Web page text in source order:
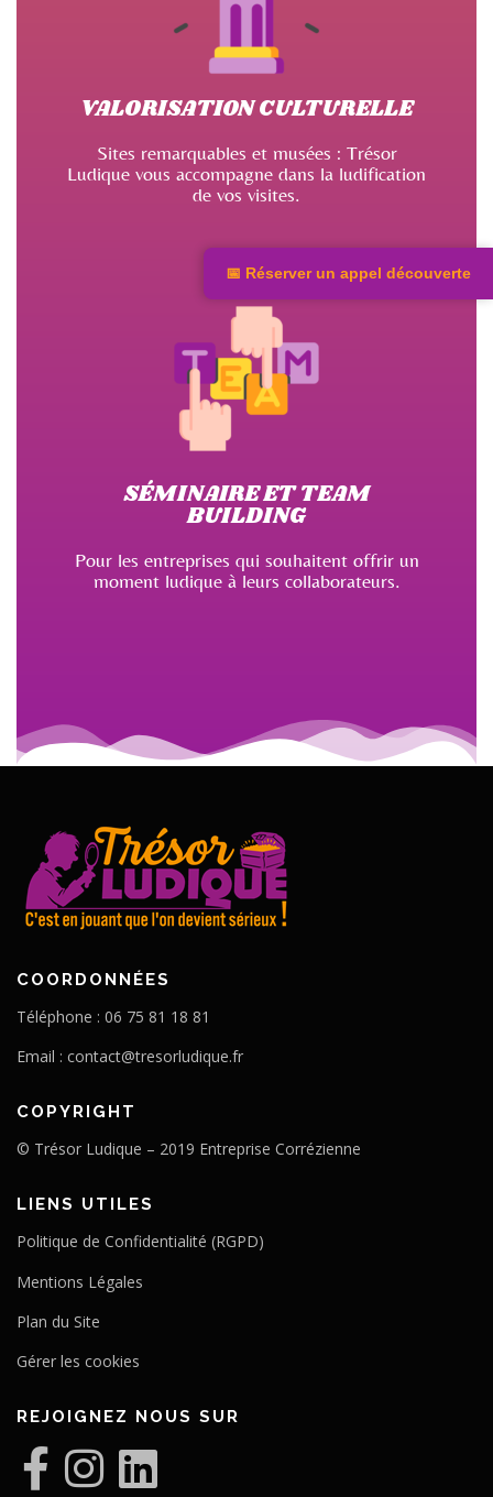
VALORISATION CULTURELLE
Sites remarquables et musées : Trésor
Ludique vous accompagne dans la ludification
de vos visites.
SÉMINAIRE ET TEAM
BUILDING
Pour les entreprises qui souhaitent offrir un
moment ludique à leurs collaborateurs.
📅 Réserver un appel découverte
COORDONNÉES
Téléphone : 06 75 81 18 81
Email : contact@tresorludique.fr
COPYRIGHT
© Trésor Ludique – 2019 Entreprise Corrézienne
LIENS UTILES
Politique de Confidentialité (RGPD)
Mentions Légales
Plan du Site
Gérer les cookies
REJOIGNEZ NOUS SUR